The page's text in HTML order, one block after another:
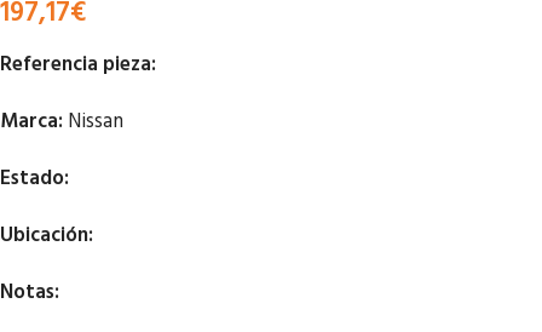
197,17€
Referencia pieza:
Marca: Nissan
Estado:
Ubicación:
Notas: